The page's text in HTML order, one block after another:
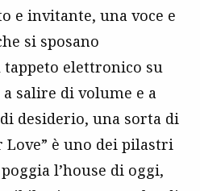
e invitante, una voce e
si sposano
elettronico su
salire di volume e a
desiderio, una sorta di
Love” è uno dei pilastri
l’house di oggi,